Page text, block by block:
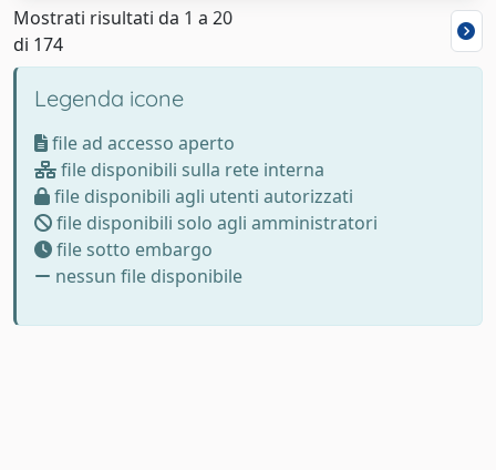
Mostrati risultati da 1 a 20
di 174
Legenda icone
file ad accesso aperto
file disponibili sulla rete interna
file disponibili agli utenti autorizzati
file disponibili solo agli amministratori
file sotto embargo
nessun file disponibile